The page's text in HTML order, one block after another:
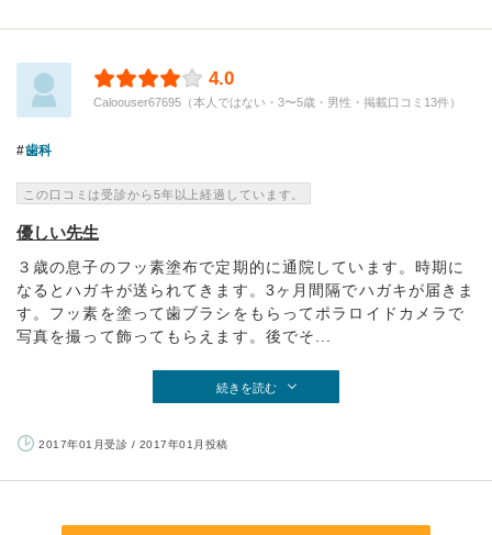
4.0
Caloouser67695（本人ではない・3〜5歳・男性・掲載口コミ13件）
歯科
この口コミは受診から5年以上経過しています。
優しい先生
３歳の息子のフッ素塗布で定期的に通院しています。時期に
なるとハガキが送られてきます。3ヶ月間隔でハガキが届きま
す。フッ素を塗って歯ブラシをもらってポラロイドカメラで
写真を撮って飾ってもらえます。後でそ...
続きを読む
2017年01月受診 / 2017年01月投稿